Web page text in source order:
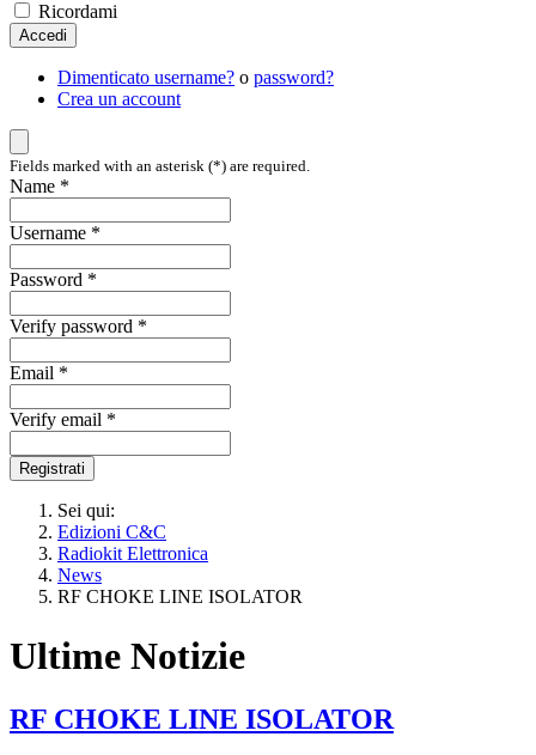
Ricordami
Accedi
Dimenticato username? o password?
Crea un account
Fields marked with an asterisk (*) are required.
Name *
Username *
Password *
Verify password *
Email *
Verify email *
Registrati
Sei qui:
Edizioni C&C
Radiokit Elettronica
News
RF CHOKE LINE ISOLATOR
Ultime Notizie
RF CHOKE LINE ISOLATOR